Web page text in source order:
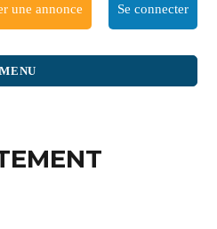
une annonce Se connecter
MENU